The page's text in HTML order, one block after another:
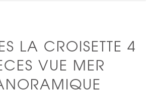
LA CROISETTE 4
VUE MER